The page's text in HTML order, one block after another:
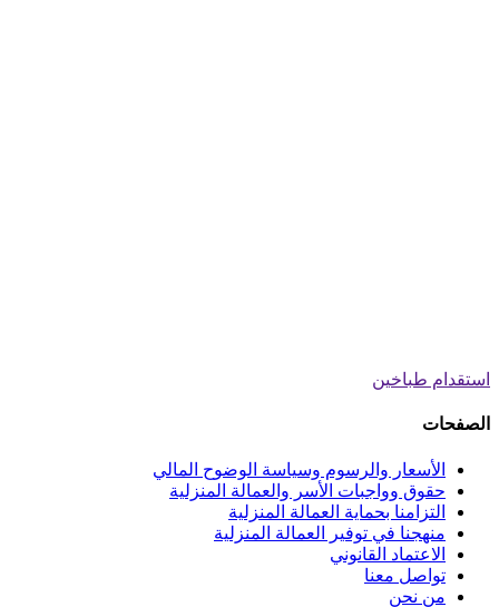
استقدام طباخين
الصفحات
الأسعار والرسوم وسياسة الوضوح المالي
حقوق وواجبات الأسر والعمالة المنزلية
التزامنا بحماية العمالة المنزلية
منهجنا في توفير العمالة المنزلية
الاعتماد القانوني
تواصل معنا
من نحن